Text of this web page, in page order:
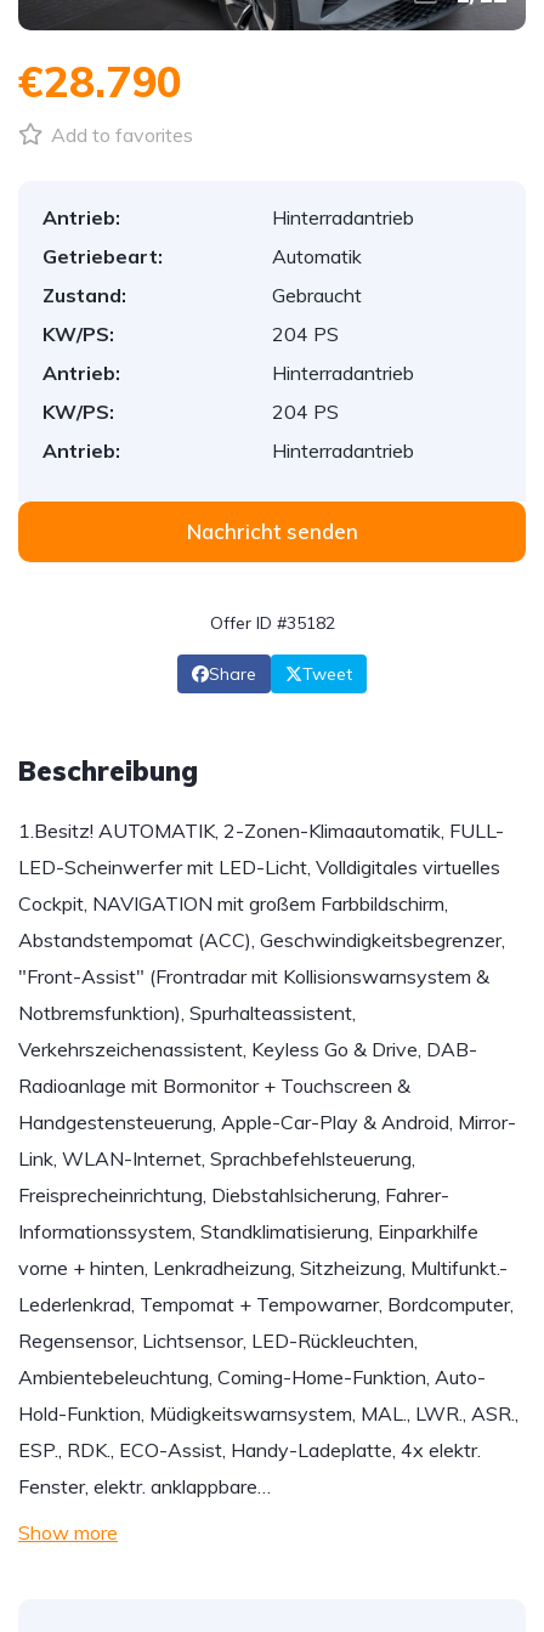
€28.790
Add to favorites
Antrieb:
Hinterradantrieb
Getriebeart:
Automatik
Zustand:
Gebraucht
KW/PS:
204 PS
Antrieb:
Hinterradantrieb
KW/PS:
204 PS
Antrieb:
Hinterradantrieb
Nachricht senden
Offer ID #35182
Share Tweet
Beschreibung
1.Besitz! AUTOMATIK, 2-Zonen-Klimaautomatik, FULL-
LED-Scheinwerfer mit LED-Licht, Volldigitales virtuelles
Cockpit, NAVIGATION mit großem Farbbildschirm,
Abstandstempomat (ACC), Geschwindigkeitsbegrenzer,
"Front-Assist" (Frontradar mit Kollisionswarnsystem &
Notbremsfunktion), Spurhalteassistent,
Verkehrszeichenassistent, Keyless Go & Drive, DAB-
Radioanlage mit Bormonitor + Touchscreen &
Handgestensteuerung, Apple-Car-Play & Android, Mirror-
Link, WLAN-Internet, Sprachbefehlsteuerung,
Freisprecheinrichtung, Diebstahlsicherung, Fahrer-
Informationssystem, Standklimatisierung, Einparkhilfe
vorne + hinten, Lenkradheizung, Sitzheizung, Multifunkt.-
Lederlenkrad, Tempomat + Tempowarner, Bordcomputer,
Regensensor, Lichtsensor, LED-Rückleuchten,
Ambientebeleuchtung, Coming-Home-Funktion, Auto-
Hold-Funktion, Müdigkeitswarnsystem, MAL., LWR., ASR.,
ESP., RDK., ECO-Assist, Handy-Ladeplatte, 4x elektr.
Fenster, elektr. anklappbare…
Show more